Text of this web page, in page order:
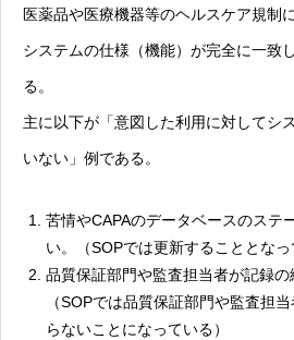
医薬品や医療機器等のヘルスケア規制
システムの仕様（機能）が完全に一致
る。
主に以下が「意図した利用に対してシ
いない」例である。
苦情やCAPAのデータベースのステ
い。（SOPでは更新することとなっ
品質保証部門や監査担当者が記録の
（SOPでは品質保証部門や監査担
らないことになっている）